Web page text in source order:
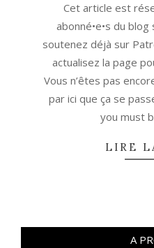
Cet article est
abonné•e•s du
soutenez déjà sur
actualisez la page
Vous n’êtes pas
par ici que ça se
you must
LIRE
A